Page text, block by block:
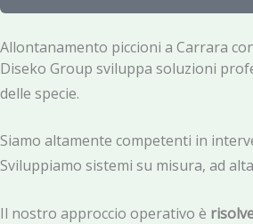
o
a
c
y
Allontanamento piccioni a Carrara
Diseko Group sviluppa soluzioni
delle specie.
Siamo altamente competenti in
Sviluppiamo sistemi su misura, ad
Il nostro approccio operativo è